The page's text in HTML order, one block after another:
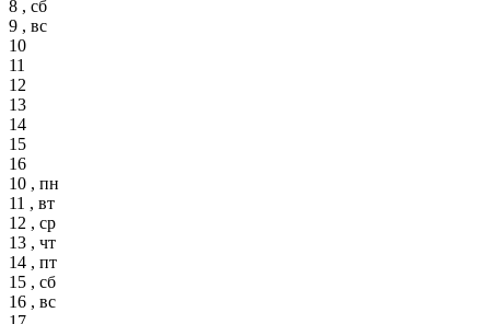
8 , сб
9 , вс
10
11
12
13
14
15
16
10 , пн
11 , вт
12 , ср
13 , чт
14 , пт
15 , сб
16 , вс